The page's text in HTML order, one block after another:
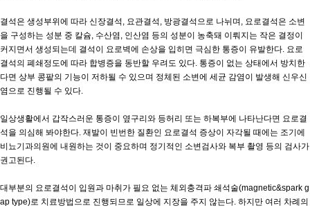
결석은 생성부위에 따라 신장결석, 요관결석, 방광결석으로 나뉘며, 요로결석은 소변
을 구성하는 성분 중 칼슘, 수산염, 인산염 등의 성분이 농축돼 이뤄지는 작은 결정이
커지면서 생성되는데 결석이 요로벽에 손상을 입히면 극심한 통증이 유발한다. 요로
결석의 폐쇄정도에 따라 합병증을 동반할 우려도 있다. 통증이 없는 상태에서 방치한
다면 상부 콩팥의 기능이 저하될 수 있으며 정체된 소변에 세균 감염이 발생해 신우신
염으로 진행될 수 있다.
일상생활에서 갑작스러운 통증이 옆구리와 등허리 또는 하복부에 나타난다면 요로결
석을 의심해 봐야한다. 재발이 빈번한 질환인 요로결석 증상이 자각될 때에는 조기에
비뇨기과의원에 내원하는 것이 중요하며 정기적인 소변검사와 복부 촬영 등의 검사가
권고된다.
대부분의 요로결석이 입원과 마취가 필요 없는 체외충격파 쇄석술(magnetic&spark g
ap type)로 치료방법으로 진행되므로 일상에 지장을 주지 않는다. 하지만 여러 차례의